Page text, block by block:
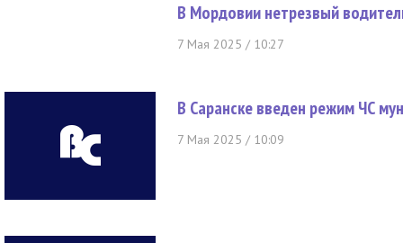
В Мордовии нетрезвый
7 Мая 2025 / 10:27
В Саранске введен режим ЧС
7 Мая 2025 / 10:09